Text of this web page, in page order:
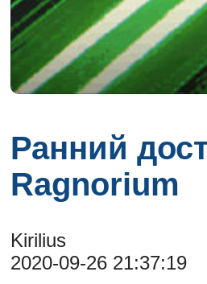
Ранний
Ragnorium
Kirilius
2020-09-26 21:37:19